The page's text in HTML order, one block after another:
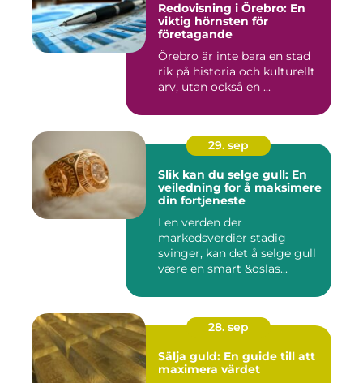
Redovisning i Örebro: En
viktig hörnsten för
företagande
Örebro är inte bara en stad
rik på historia och kulturellt
arv, utan också en ...
29. sep
Slik kan du selge gull: En
veiledning for å maksimere
din fortjeneste
I en verden der
markedsverdier stadig
svinger, kan det å selge gull
være en smart &oslas...
28. sep
Sälja guld: En guide till att
maximera värdet